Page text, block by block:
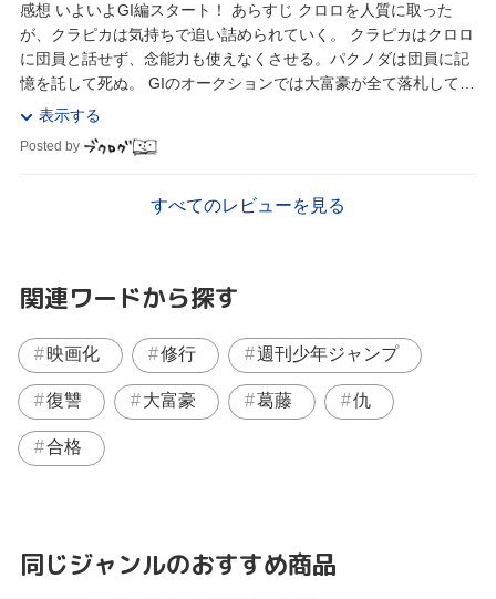
感想 いよいよGI編スタート！ あらすじ クロロを人質に取った
が、クラピカは気持ちで追い詰められていく。 クラピカはクロロ
に団員と話せず、念能力も使えなくさせる。パクノダは団員に記
憶を託して死ぬ。 GIのオークションでは大富豪が全て落札してい
た。幻影旅団は除念師を探すため...
表示する
Posted by
すべてのレビューを見る
関連ワードから探す
映画化 修行 週刊少年ジャンプ
復讐 大富豪 葛藤 仇
合格
同じジャンルのおすすめ商品